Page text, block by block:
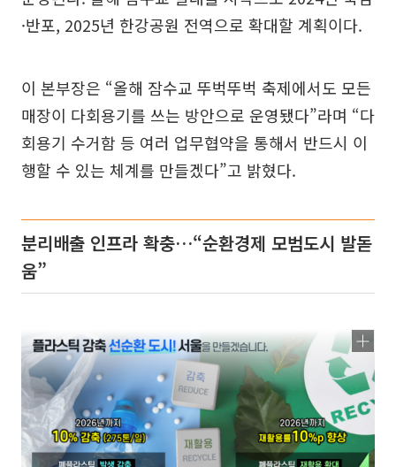
·반포, 2025년 한강공원 전역으로 확대할 계획이다.
이 본부장은 “올해 잠수교 뚜벅뚜벅 축제에서도 모든
매장이 다회용기를 쓰는 방안으로 운영됐다”라며 “다
회용기 수거함 등 여러 업무협약을 통해서 반드시 이
행할 수 있는 체계를 만들겠다”고 밝혔다.
분리배출 인프라 확충…“순환경제 모범도시 발돋
움”